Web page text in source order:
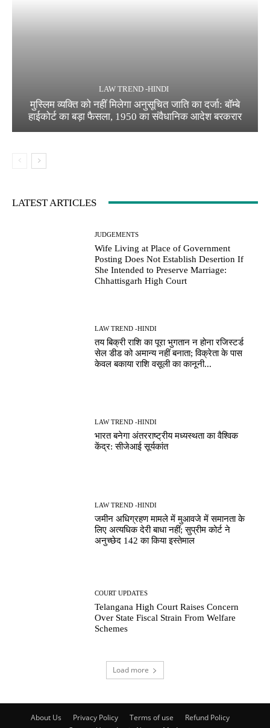
LAW TREND -HINDI
मुस्लिम व्यक्ति को नहीं मिलेगा अनुसूचित जाति का दर्जा: बॉम्बे
हाईकोर्ट का बड़ा फैसला, 1950 का संवैधानिक आदेश बरकरार
LATEST ARTICLES
JUDGEMENTS
Wife Living at Place of Government
Posting Does Not Establish Desertion If
She Intended to Preserve Marriage:
Chhattisgarh High Court
LAW TREND -HINDI
तय बिक्री राशि का पूरा भुगतान न होना रजिस्टर्ड
सेल डीड को अमान्य नहीं बनाता; विक्रेता के पास
केवल बकाया राशि वसूली का कानूनी...
LAW TREND -HINDI
भारत बनेगा अंतरराष्ट्रीय मध्यस्थता का वैश्विक
केंद्र: सीजेआई सूर्यकांत
LAW TREND -HINDI
जमीन अधिग्रहण मामले में मुआवजे में समानता के
लिए अत्यधिक देरी बाधा नहीं; सुप्रीम कोर्ट ने
अनुच्छेद 142 का किया इस्तेमाल
COURT UPDATES
Telangana High Court Raises Concern
Over State Fiscal Strain From Welfare
Schemes
Load more
About Us Privacy Policy Terms of use
Refund Policy